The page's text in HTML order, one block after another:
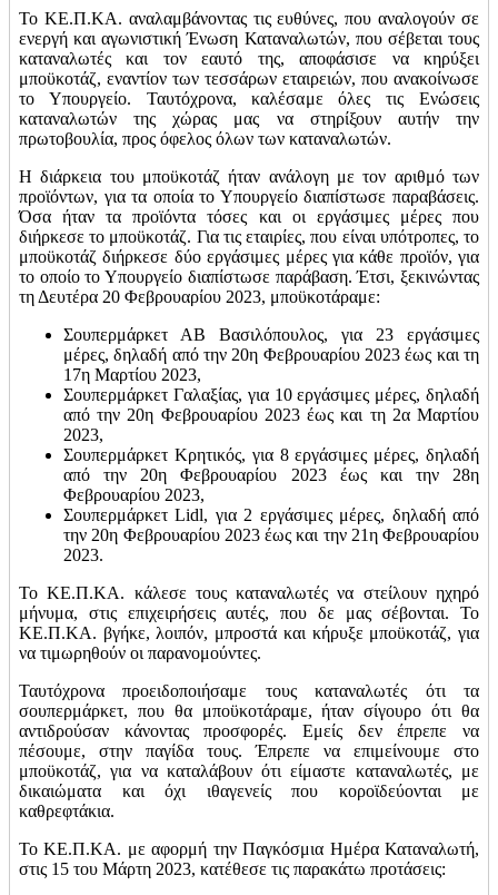
Το ΚΕ.Π.ΚΑ. αναλαμβάνοντας τις ευθύνες, που αναλογούν σε
ενεργή και αγωνιστική Ένωση Καταναλωτών, που σέβεται τους
καταναλωτές και τον εαυτό της, αποφάσισε να κηρύξει
μποϋκοτάζ, εναντίον των τεσσάρων εταιρειών, που ανακοίνωσε
το Υπουργείο. Ταυτόχρονα, καλέσαμε όλες τις Ενώσεις
καταναλωτών της χώρας μας να στηρίξουν αυτήν την
πρωτοβουλία, προς όφελος όλων των καταναλωτών.
Η διάρκεια του μποϋκοτάζ ήταν ανάλογη με τον αριθμό των
προϊόντων, για τα οποία το Υπουργείο διαπίστωσε παραβάσεις.
Όσα ήταν τα προϊόντα τόσες και οι εργάσιμες μέρες που
διήρκεσε το μποϋκοτάζ. Για τις εταιρίες, που είναι υπότροπες, το
μποϋκοτάζ διήρκεσε δύο εργάσιμες μέρες για κάθε προϊόν, για
το οποίο το Υπουργείο διαπίστωσε παράβαση. Έτσι, ξεκινώντας
τη Δευτέρα 20 Φεβρουαρίου 2023, μποϋκοτάραμε:
Σουπερμάρκετ ΑΒ Βασιλόπουλος, για 23 εργάσιμες
μέρες, δηλαδή από την 20η Φεβρουαρίου 2023 έως και τη
17η Μαρτίου 2023,
Σουπερμάρκετ Γαλαξίας, για 10 εργάσιμες μέρες, δηλαδή
από την 20η Φεβρουαρίου 2023 έως και τη 2α Μαρτίου
2023,
Σουπερμάρκετ Κρητικός, για 8 εργάσιμες μέρες, δηλαδή
από την 20η Φεβρουαρίου 2023 έως και την 28η
Φεβρουαρίου 2023,
Σουπερμάρκετ Lidl, για 2 εργάσιμες μέρες, δηλαδή από
την 20η Φεβρουαρίου 2023 έως και την 21η Φεβρουαρίου
2023.
Το ΚΕ.Π.ΚΑ. κάλεσε τους καταναλωτές να στείλουν ηχηρό
μήνυμα, στις επιχειρήσεις αυτές, που δε μας σέβονται. Το
ΚΕ.Π.ΚΑ. βγήκε, λοιπόν, μπροστά και κήρυξε μποϋκοτάζ, για
να τιμωρηθούν οι παρανομούντες.
Ταυτόχρονα προειδοποιήσαμε τους καταναλωτές ότι τα
σουπερμάρκετ, που θα μποϋκοτάραμε, ήταν σίγουρο ότι θα
αντιδρούσαν κάνοντας προσφορές. Εμείς δεν έπρεπε να
πέσουμε, στην παγίδα τους. Έπρεπε να επιμείνουμε στο
μποϋκοτάζ, για να καταλάβουν ότι είμαστε καταναλωτές, με
δικαιώματα και όχι ιθαγενείς που κοροϊδεύονται με
καθρεφτάκια.
Το ΚΕ.Π.ΚΑ. με αφορμή την Παγκόσμια Ημέρα Καταναλωτή,
στις 15 του Μάρτη 2023, κατέθεσε τις παρακάτω προτάσεις: